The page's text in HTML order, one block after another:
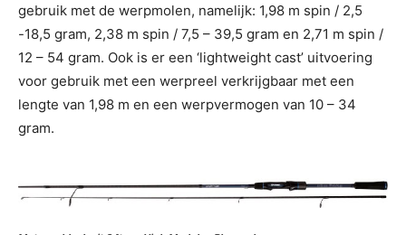
gebruik met de werpmolen, namelijk: 1,98 m spin / 2,5
-18,5 gram, 2,38 m spin / 7,5 – 39,5 gram en 2,71 m spin /
12 – 54 gram. Ook is er een ‘lightweight cast’ uitvoering
voor gebruik met een werpreel verkrijgbaar met een
lengte van 1,98 m en een werpvermogen van 10 – 34
gram.